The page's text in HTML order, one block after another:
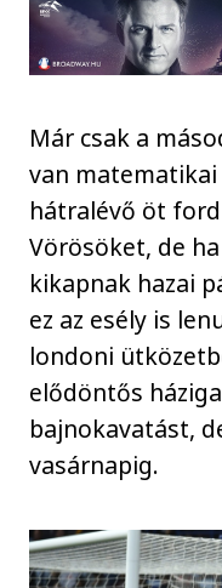
Már csak a
van matematikai
hátralévő öt
Vörösöket, de
kikapnak hazai
ez az esély is
londoni
elődöntős
bajnokavatást,
vasárnapig.